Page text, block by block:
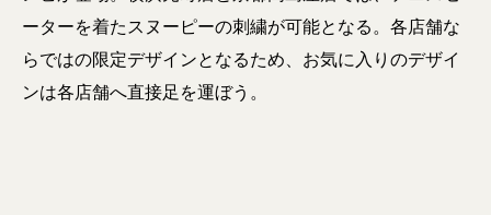
ーターを着たスヌーピーの刺繍が可能となる。各店舗な
らではの限定デザインとなるため、お気に入りのデザイ
ンは各店舗へ直接足を運ぼう。